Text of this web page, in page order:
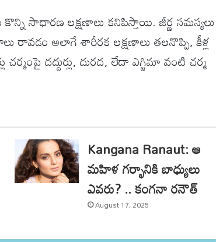
కొన్ని సాధారణ లక్షణాలు కనిపిస్తాయి. జీర్ణ సమస్యలు
రావడం అలాగే శారీరక లక్షణాలు తలనొప్పి, కీళ్ల
దద్దుర్లు, దురద, లేదా ఎగ్జిమా వంటి చర్మ
Kangana Ranaut: ఆ
మహిళ గర్భానికి బాధ్యులు
ఎవరు? .. కంగనా రనౌత్
August 17, 2025